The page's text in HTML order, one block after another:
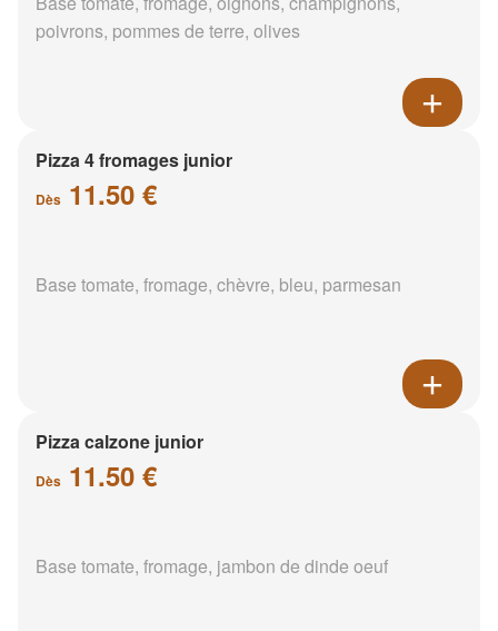
poivrons, pommes de terre, olives
Pizza 4 fromages junior
Dès 11.50 €
Base tomate, fromage, chèvre, bleu, parmesan
Pizza calzone junior
Dès 11.50 €
Base tomate, fromage, jambon de dinde oeuf